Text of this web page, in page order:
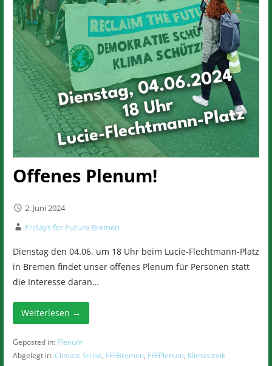
Offenes Plenum!
2. Juni 2024
Fridays for Future Bremen
Dienstag den 04.06. um 18 Uhr beim Lucie-Flechtmann-Platz
in Bremen findet unser offenes Plenum für Personen statt
die Interesse daran…
Weiterlesen →
Geposted in: Plenum
Abgelegt in:Climate Strike, FFFBremen, FFFPlenum, Klimastreik